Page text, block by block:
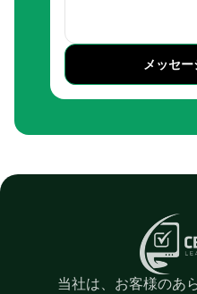
メッセ
当社は、お客様のあ